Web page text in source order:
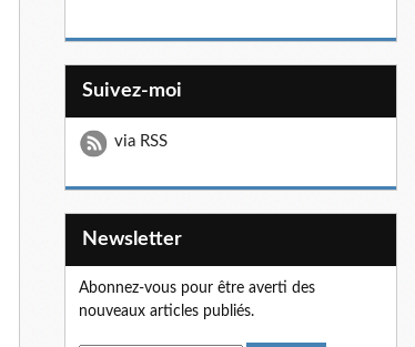
Suivez-moi
via RSS
Newsletter
Abonnez-vous pour être averti des
nouveaux articles publiés.